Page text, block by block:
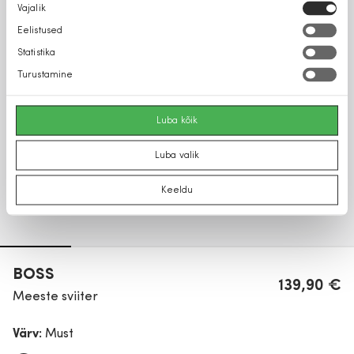
Nõusoleku
valik
Vajalik
Eelistused
Statistika
Turustamine
Luba kõik
Luba valik
Keeldu
BOSS
Meeste sviiter
139,90 €
Värv: Must